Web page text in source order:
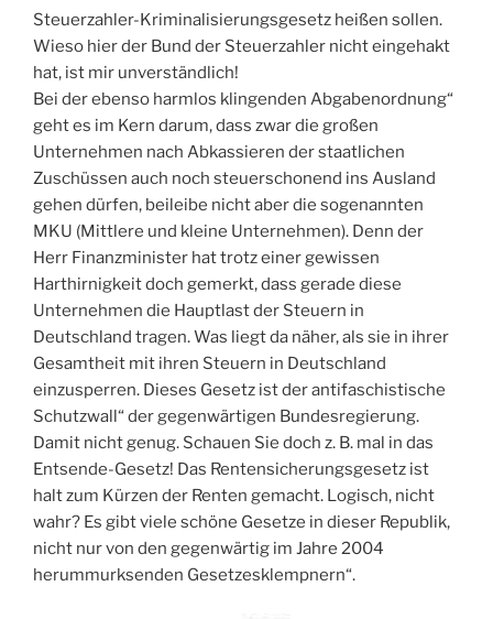
Steuerzahler-Kriminalisierungsgesetz heißen sollen.
Wieso hier der Bund der Steuerzahler nicht eingehakt
hat, ist mir unverständlich!
Bei der ebenso harmlos klingenden Abgabenordnung“
geht es im Kern darum, dass zwar die großen
Unternehmen nach Abkassieren der staatlichen
Zuschüssen auch noch steuerschonend ins Ausland
gehen dürfen, beileibe nicht aber die sogenannten
MKU (Mittlere und kleine Unternehmen). Denn der
Herr Finanzminister hat trotz einer gewissen
Harthirnigkeit doch gemerkt, dass gerade diese
Unternehmen die Hauptlast der Steuern in
Deutschland tragen. Was liegt da näher, als sie in ihrer
Gesamtheit mit ihren Steuern in Deutschland
einzusperren. Dieses Gesetz ist der antifaschistische
Schutzwall“ der gegenwärtigen Bundesregierung.
Damit nicht genug. Schauen Sie doch z. B. mal in das
Entsende-Gesetz! Das Rentensicherungsgesetz ist
halt zum Kürzen der Renten gemacht. Logisch, nicht
wahr? Es gibt viele schöne Gesetze in dieser Republik,
nicht nur von den gegenwärtig im Jahre 2004
herummurksenden Gesetzesklempnern“.